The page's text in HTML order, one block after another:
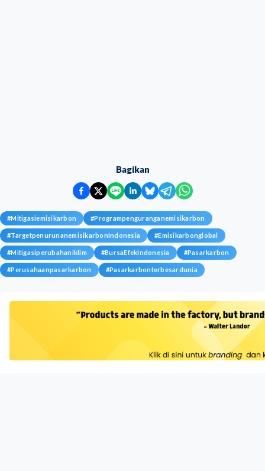
Bagikan
#Mitigasiemisikarbon #Programpenguranganemisikarbon
#TargetpenurunanemisikarbonIndonesia #Emisikarbonglobal
#Mitigasiperubahaniklim #BursaEfekIndonesia #Pasarkarbon
#Perusahaanpasarkarbon #Pasarkarbonterbesardunia